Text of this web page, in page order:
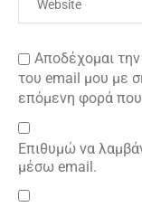
Αποδέχομαι
του email μου με
επόμενη φορά
Επιθυμώ να
μέσω email.